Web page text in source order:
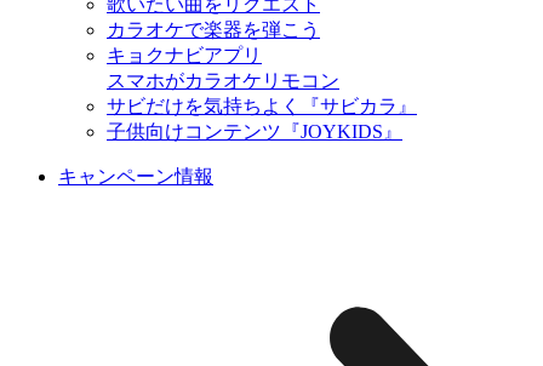
歌いたい曲をリクエスト
カラオケで楽器を弾こう
キョクナビアプリ
スマホがカラオケリモコン
サビだけを気持ちよく『サビカラ』
子供向けコンテンツ『JOYKIDS』
キャンペーン情報